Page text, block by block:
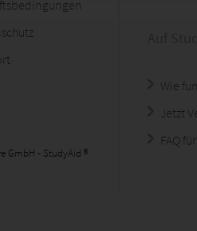
GmbH - StudyAid ®
Wie
Jetzt
FAQ